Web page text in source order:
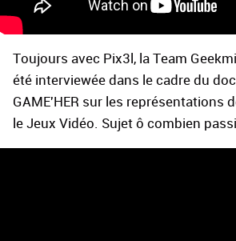
Toujours avec Pix3l, la Team
été interviewée dans le cadre du
GAME'HER sur les représentations
le Jeux Vidéo. Sujet ô combien